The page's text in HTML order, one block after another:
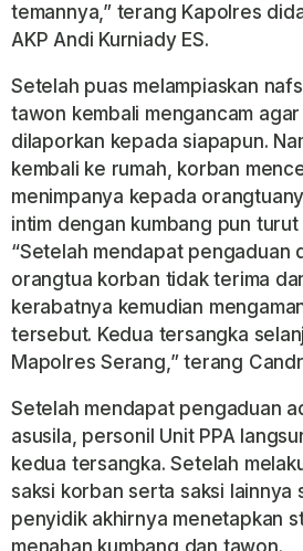
temannya,” terang Kapolres
AKP Andi Kurniady ES.
Setelah puas melampiaskan
tawon kembali mengancam
dilaporkan kepada siapapun.
kembali ke rumah, korban
menimpanya kepada
intim dengan kumbang pun
“Setelah mendapat pengaduan
orangtua korban tidak terima
kerabatnya kemudian
tersebut. Kedua tersangka
Mapolres Serang,” terang
Setelah mendapat pengaduan
asusila, personil Unit PPA
kedua tersangka. Setelah
saksi korban serta saksi lainnya
penyidik akhirnya menetapkan